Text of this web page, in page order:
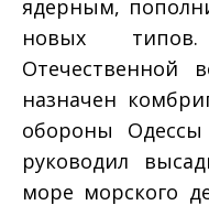
ядерным,
новых
Отечественной
назначен
обороны
руководил
море морского